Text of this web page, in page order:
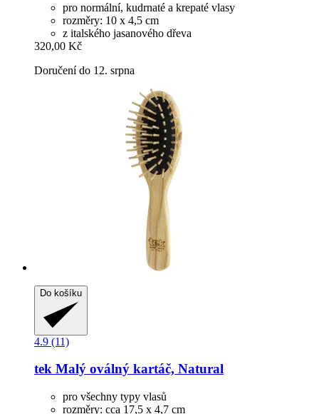
pro normální, kudrnaté a krepaté vlasy
rozměry: 10 x 4,5 cm
z italského jasanového dřeva
320,00 Kč
Doručení do 12. srpna
Do košíku
4.9 (11)
tek Malý oválný kartáč, Natural
pro všechny typy vlasů
rozměry: cca 17,5 x 4,7 cm